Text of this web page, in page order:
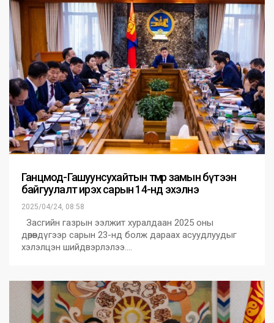
Ганцмод-Гашуунсухайтын төмөр замын бүтээн
байгуулалт ирэх сарын 14-нд эхэлнэ
2025/04/24, 08:58
Засгийн газрын ээлжит хуралдаан 2025 оны
дөрөвдүгээр сарын 23-нд болж дараах асуудлуудыг
хэлэлцэн шийдвэрлэлээ.…